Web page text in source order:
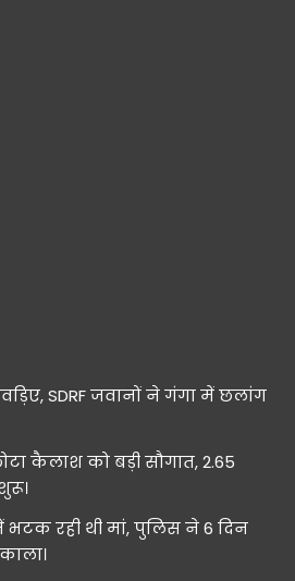
SDRF जवानों ने गंगा में छलांग
कैलाश को बड़ी सौगात, 2.65
रही थी मां, पुलिस ने 6 दिन